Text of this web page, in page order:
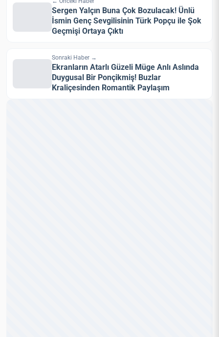
Sergen Yalçın Buna Çok Bozulacak! Ünlü
İsmin Genç Sevgilisinin Türk Popçu ile Şok
Geçmişi Ortaya Çıktı
Sonraki Haber →
Ekranların Atarlı Güzeli Müge Anlı Aslında
Duygusal Bir Ponçikmiş! Buzlar
Kraliçesinden Romantik Paylaşım